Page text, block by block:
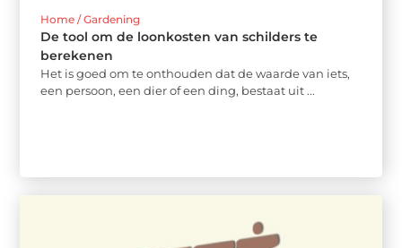
Home / Gardening
De tool om de loonkosten van schilders te
berekenen
Het is goed om te onthouden dat de waarde van iets,
een persoon, een dier of een ding, bestaat uit ...